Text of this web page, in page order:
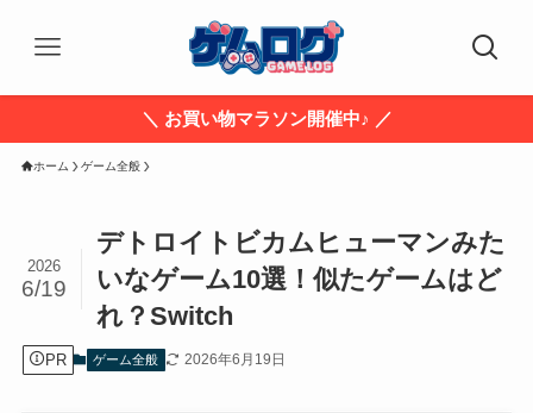
＼ お買い物マラソン開催中♪ ／
ホーム ゲーム全般
デトロイトビカムヒューマンみた
いなゲーム10選！似たゲームはど
れ？Switch
2026
6/19
PR ゲーム全般 2026年6月19日